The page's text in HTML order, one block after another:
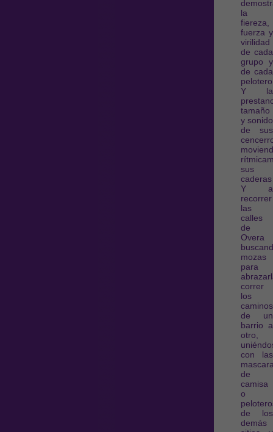
la
fiereza,
fuerza y
virilidad
de cada
grupo y
de cada
Y la
tamaño
y sonido
de sus
sus
Y a
recorrer
las
calles
de
Overa
mozas
para
correr
los
caminos
de un
barrio a
otro,
con las
de
camisa
o
de los
demás